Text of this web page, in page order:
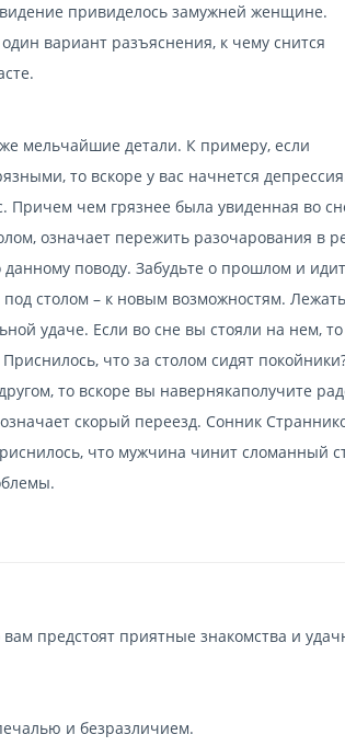
привиделось замужней женщине.
вариант разъяснения, к чему снится
мельчайшие детали. К примеру, если
то вскоре у вас начнется
Причем чем грязнее была увиденная во
означает пережить разочарования в
поводу. Забудьте о прошлом и
столом – к новым возможностям.
удаче. Если во сне вы стояли на нем,
что за столом сидят
то вскоре вы навернякаполучите
скорый переезд. Сонник
что мужчина чинит сломанный
предстоят приятные знакомства и
и безразличием.